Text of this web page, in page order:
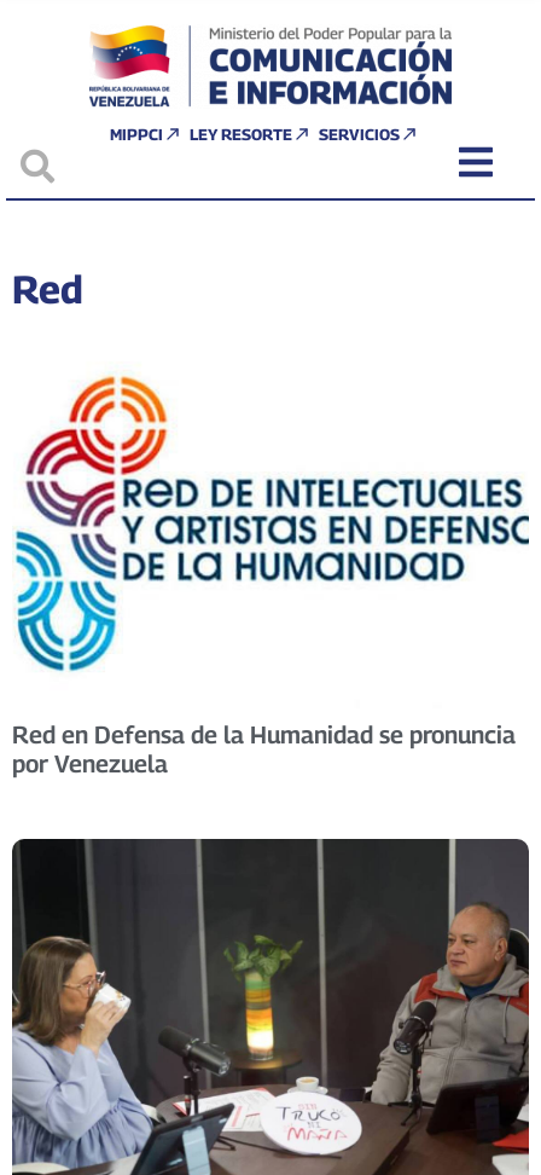
MIPPCI LEY RESORTE SERVICIOS
Red
Red en Defensa de la Humanidad se pronuncia
por Venezuela